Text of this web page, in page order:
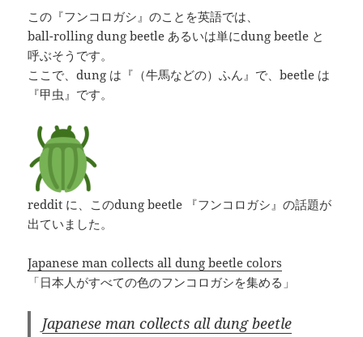
この『フンコロガシ』のことを英語では、
ball-rolling dung beetle あるいは単にdung beetle と
呼ぶそうです。
ここで、dung は『（牛馬などの）ふん』で、beetle は
『甲虫』です。
reddit に、このdung beetle 『フンコロガシ』の話題が
出ていました。
Japanese man collects all dung beetle colors
「日本人がすべての色のフンコロガシを集める」
Japanese man collects all dung beetle